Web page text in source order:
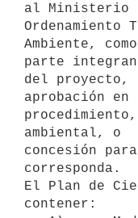
al Ministerio
Ambiente, como
parte
del proyecto,
aprobación
ambiental, o
concesión
corresponda.
El Plan de
contener: